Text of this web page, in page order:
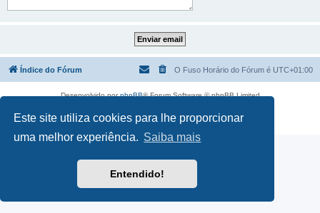
Este site utiliza cookies para lhe proporcionar
uma melhor experiência. Saiba mais
Entendido!
Índice do Fórum O Fuso Horário do Fórum é UTC+01:00
Desenvolvido porphpBB® Forum Software © phpBB Limited
Privacidade|Termos